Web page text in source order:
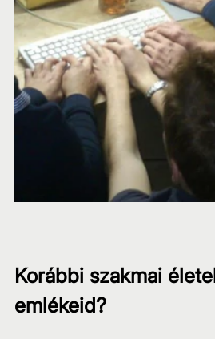
Korábbi szakmai
emlékeid?